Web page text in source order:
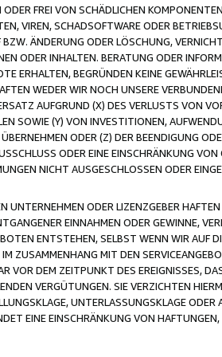
ODER FREI VON SCHÄDLICHEN
VIREN, SCHADSOFTWARE ODER
ÄNDERUNG ODER LÖSCHUNG,
ODER INHALTEN. BERATUNG ODER
ERHALTEN, BEGRÜNDEN KEINE
WEDER WIR NOCH UNSERE
AUFGRUND (X) DES VERLUSTS VON
SOWIE (Y) VON INVESTITIONEN,
ODER (Z) DER BEENDIGUNG
ODER EINE EINSCHRÄNKUNG
NICHT AUSGESCHLOSSEN ODER
UNTERNEHMEN ODER LIZENZGEBER
EINNAHMEN ODER GEWINNE,
ENTSTEHEN, SELBST WENN WIR AUF
ZUSAMMENHANG MIT DEN
VOR DEM ZEITPUNKT DES EREIGNISSES,
VERGÜTUNGEN. SIE VERZICHTEN
UNTERLASSUNGSKLAGE
EINE EINSCHRÄNKUNG VON